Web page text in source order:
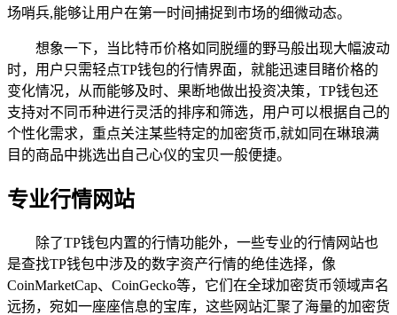
场哨兵,能够让用户在第一时间捕捉到市场的细微动态。
想象一下，当比特币价格如同脱缰的野马般出现大幅波动
时，用户只需轻点TP钱包的行情界面，就能迅速目睹价格的
变化情况，从而能够及时、果断地做出投资决策，TP钱包还
支持对不同币种进行灵活的排序和筛选，用户可以根据自己的
个性化需求，重点关注某些特定的加密货币,就如同在琳琅满
目的商品中挑选出自己心仪的宝贝一般便捷。
专业行情网站
除了TP钱包内置的行情功能外，一些专业的行情网站也
是查找TP钱包中涉及的数字资产行情的绝佳选择，像
CoinMarketCap、CoinGecko等，它们在全球加密货币领域声名
远扬，宛如一座座信息的宝库，这些网站汇聚了海量的加密货